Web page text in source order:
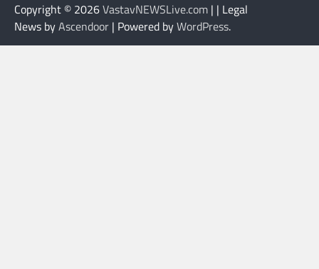
Copyright © 2026VastavNEWSLive.com | | Legal
News byAscendoor | Powered byWordPress.